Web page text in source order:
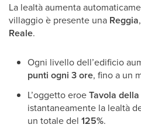
La lealtà aumenta
villaggio è presente una Reggia
Reale.
Ogni livello dell’edificio
punti ogni 3 ore, fino a un
L’oggetto eroeTavola
istantaneamente la lealtà
un totale del 125%.